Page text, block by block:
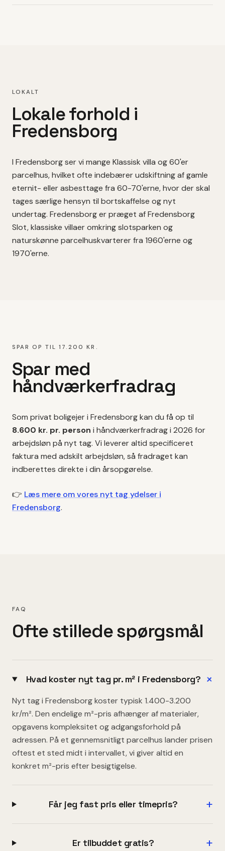
LOKALT
Lokale forhold i
Fredensborg
I Fredensborgser vi mange Klassisk villa og 60'er
parcelhus, hvilket ofte indebærer udskiftning af gamle
eternit- eller asbesttage fra 60-70'erne, hvor der skal
tages særlige hensyn til bortskaffelse og nyt
undertag. Fredensborg er præget af Fredensborg
Slot, klassiske villaer omkring slotsparken og
naturskønne parcelhuskvarterer fra 1960'erne og
1970'erne.
SPAR OP TIL 17.200 KR.
Spar med
håndværkerfradrag
Som privat boligejer i Fredensborgkan du få op til
8.600 kr. pr. person i håndværkerfradrag i 2026 for
arbejdsløn på nyt tag. Vi leverer altid specificeret
faktura med adskilt arbejdsløn, så fradraget kan
indberettes direkte i din årsopgørelse.
👉 Læs mere om vores nyt tag ydelser i
Fredensborg.
FAQ
Ofte stillede spørgsmål
Hvad koster nyt tag pr. m² i Fredensborg? +
Nyt tag i Fredensborg koster typisk 1.400-3.200
kr/m². Den endelige m²-pris afhænger af materialer,
opgavens kompleksitet og adgangsforhold på
adressen. På et gennemsnitligt parcelhus lander prisen
oftest et sted midt i intervallet, vi giver altid en
konkret m²-pris efter besigtigelse.
Får jeg fast pris eller timepris? +
Er tilbuddet gratis? +